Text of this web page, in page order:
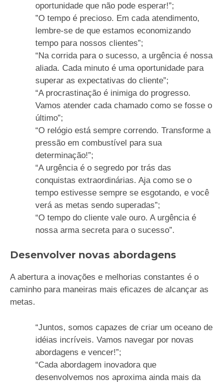
oportunidade que não pode esperar!”;
”O tempo é precioso. Em cada atendimento,
lembre-se de que estamos economizando
tempo para nossos clientes”;
“Na corrida para o sucesso, a urgência é nossa
aliada. Cada minuto é uma oportunidade para
superar as expectativas do cliente”;
“A procrastinação é inimiga do progresso.
Vamos atender cada chamado como se fosse o
último”;
“O relógio está sempre correndo. Transforme a
pressão em combustível para sua
determinação!”;
“A urgência é o segredo por trás das
conquistas extraordinárias. Aja como se o
tempo estivesse sempre se esgotando, e você
verá as metas sendo superadas”;
“O tempo do cliente vale ouro. A urgência é
nossa arma secreta para o sucesso”.
Desenvolver novas abordagens
A abertura a inovações e melhorias constantes é o
caminho para maneiras mais eficazes de alcançar as
metas.
“Juntos, somos capazes de criar um oceano de
idéias incríveis. Vamos navegar por novas
abordagens e vencer!”;
“Cada abordagem inovadora que
desenvolvemos nos aproxima ainda mais da